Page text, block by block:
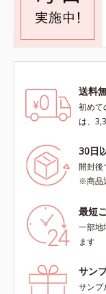
送料
初めて
は、
30日
開封後
※商品
最短
一部地
ます
サン
サンプ